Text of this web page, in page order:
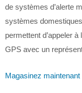
de systèmes d’alerte
systèmes
permettent d’appeler
GPS avec un
Magasinez